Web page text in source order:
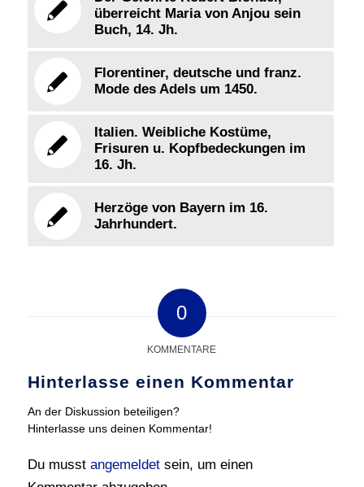
überreicht Maria von Anjou sein
Buch, 14. Jh.
Florentiner, deutsche und franz.
Mode des Adels um 1450.
Italien. Weibliche Kostüme,
Frisuren u. Kopfbedeckungen im
16. Jh.
Herzöge von Bayern im 16.
Jahrhundert.
0
KOMMENTARE
Hinterlasse einen Kommentar
An der Diskussion beteiligen?
Hinterlasse uns deinen Kommentar!
Du musst angemeldetsein, um einen